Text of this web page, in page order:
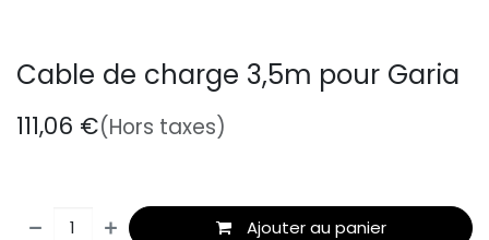
Cable de charge 3,5m pour Garia
111,06 €(Hors taxes)
Ajouter au panier